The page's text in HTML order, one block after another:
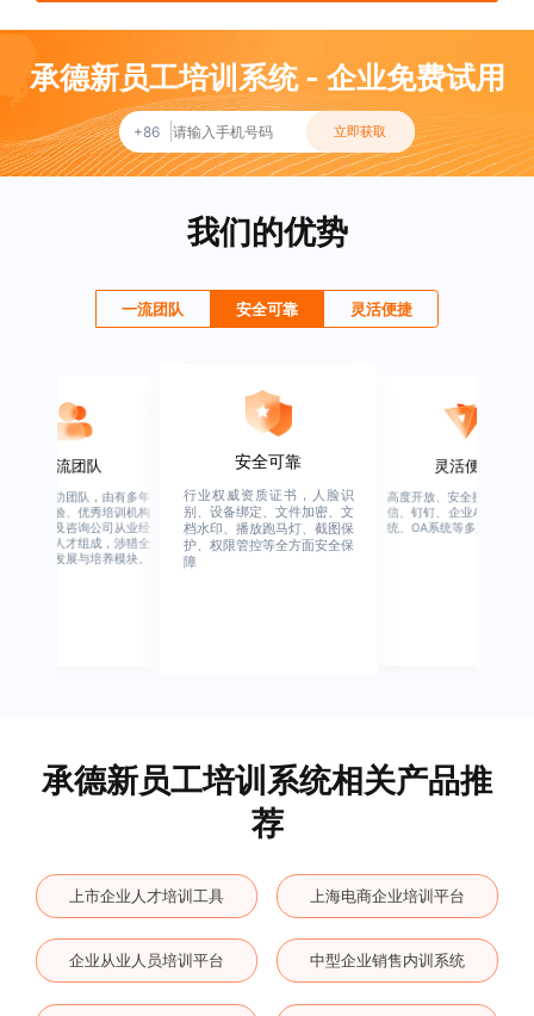
承德新员工培训系统 - 企业免费试用
+86 立即获取
我们的优势
一流团队 安全可靠 灵活便捷
一流团队
星客户成功团队，由有多年
业从业经验、优秀培训机构
业经验，及咨询公司从业经
的全行业人才组成，涉猎全
业的人才发展与培养模块。
安全可靠
行业权威资质证书，人脸识
别、设备绑定、文件加密、文
档水印、播放跑马灯、截图保
护、权限管控等全方面安全保
障
灵活便捷
高度开放、安全接口、支持
信、钉钉、企业APP、HER
统、OA系统等多系统集成
承德新员工培训系统相关产品推
荐
上市企业人才培训工具 上海电商企业培训平台
企业从业人员培训平台 中型企业销售内训系统